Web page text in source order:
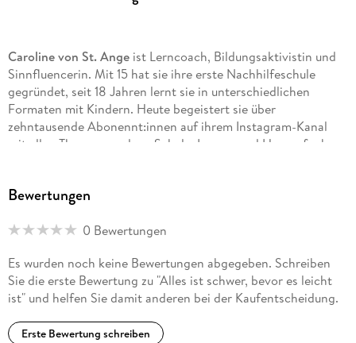
Caroline von St. Angeist Lerncoach, Bildungsaktivistin und
Sinnfluencerin. Mit 15 hat sie ihre erste Nachhilfeschule
gegründet, seit 18 Jahren lernt sie in unterschiedlichen
Formaten mit Kindern. Heute begeistert sie über
zehntausende Abonennt:innen auf ihrem Instagram-Kanal
mit allen Themen rund um Schule, Lernen und Hausaufgaben.
einer sozialen Brennpunkt-Schule gearbeitet und unterrichtet
nur Spaß machen darf, sondern muss. Ihr Ziel ist es, Eltern
und Lehrkräfte dafür zu begeistern, Schule und Lernen neu zu
denken, damit mehr Kinder ihr Potential entfalten können
und die Schule im Glauben an den eigenen Erfolg verlassen.
Bewertungen
0 Bewertungen
Es wurden noch keine Bewertungen abgegeben. Schreiben
Sie die erste Bewertung zu "Alles ist schwer, bevor es leicht
ist" und helfen Sie damit anderen bei der Kaufentscheidung.
Erste Bewertung schreiben